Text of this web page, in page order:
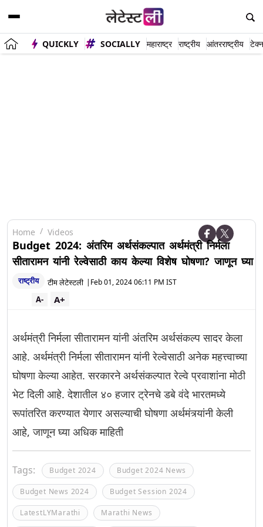
QUICKLY SOCIALLY महाराष्ट्र राष्ट्रीय आंतरराष्ट्रीय
Home Videos
Budget 2024: अंतरिम अर्थसंकल्पात अर्थमंत्री निर्मला
सीतारामन यांनी रेल्वेसाठी काय केल्या विशेष घोषणा? जाणून घ्या
राष्ट्रीय टीम लेटेस्टली | Feb 01, 2024 06:11 PM IST
A+
A-
अर्थमंत्री निर्मला सीतारामन यांनी अंतरिम अर्थसंकल्प सादर केला
आहे. अर्थमंत्री निर्मला सीतारामन यांनी रेल्वेसाठी अनेक महत्त्वाच्या
घोषणा केल्या आहेत. सरकारने अर्थसंकल्पात रेल्वे प्रवाशांना मोठी
भेट दिली आहे. देशातील ४० हजार ट्रेनचे डबे वंदे भारतमध्ये
रूपांतरित करण्यात येणार असल्याची घोषणा अर्थमंत्र्यांनी केली
आहे, जाणून घ्या अधिक माहिती
Tags: Budget 2024 Budget 2024 News
Budget News 2024 Budget Session 2024
LatestLYMarathi Marathi News